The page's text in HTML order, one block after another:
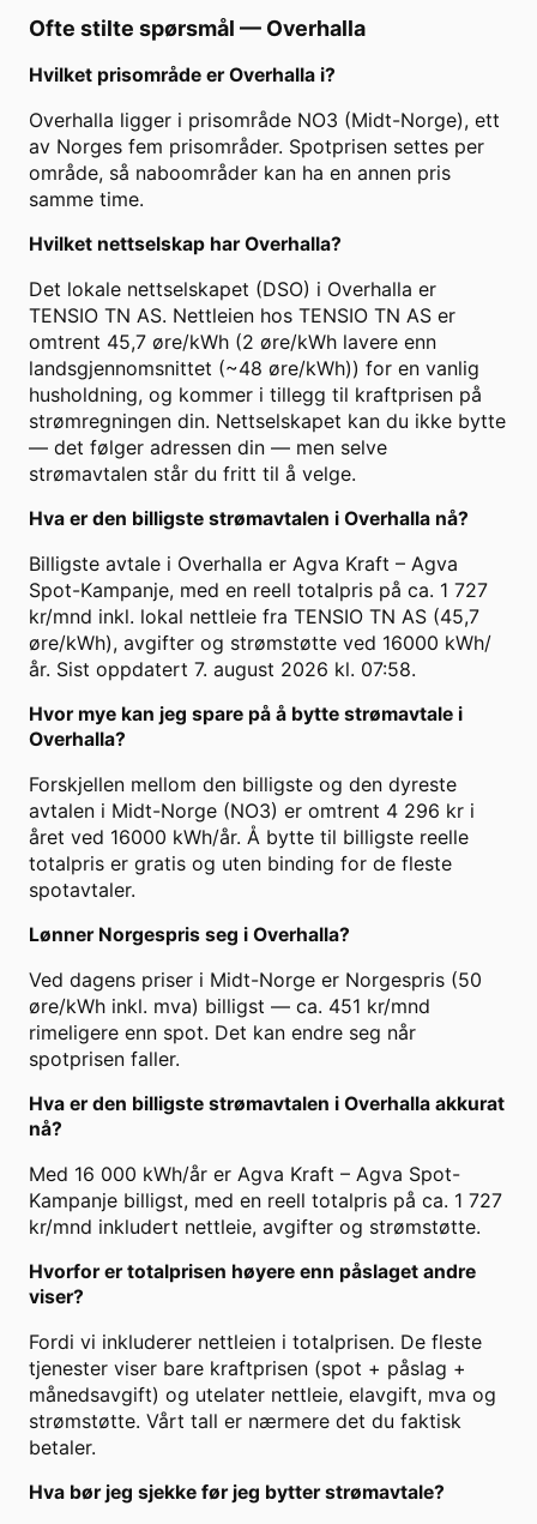
Ofte stilte spørsmål — Overhalla
Hvilket prisområde er Overhalla i?
Overhalla ligger i prisområde NO3 (Midt-Norge), ett
av Norges fem prisområder. Spotprisen settes per
område, så naboområder kan ha en annen pris
samme time.
Hvilket nettselskap har Overhalla?
Det lokale nettselskapet (DSO) i Overhalla er
TENSIO TN AS. Nettleien hos TENSIO TN AS er
omtrent 45,7 øre/kWh (2 øre/kWh lavere enn
landsgjennomsnittet (~48 øre/kWh)) for en vanlig
husholdning, og kommer i tillegg til kraftprisen på
strømregningen din. Nettselskapet kan du ikke bytte
— det følger adressen din — men selve
strømavtalen står du fritt til å velge.
Hva er den billigste strømavtalen i Overhalla nå?
Billigste avtale i Overhalla er Agva Kraft – Agva
Spot-Kampanje, med en reell totalpris på ca. 1 727
kr/mnd inkl. lokal nettleie fra TENSIO TN AS (45,7
øre/kWh), avgifter og strømstøtte ved 16000 kWh/
år. Sist oppdatert 7. august 2026 kl. 07:58.
Hvor mye kan jeg spare på å bytte strømavtale i
Overhalla?
Forskjellen mellom den billigste og den dyreste
avtalen i Midt-Norge (NO3) er omtrent 4 296 kr i
året ved 16000 kWh/år. Å bytte til billigste reelle
totalpris er gratis og uten binding for de fleste
spotavtaler.
Lønner Norgespris seg i Overhalla?
Ved dagens priser i Midt-Norge er Norgespris (50
øre/kWh inkl. mva) billigst — ca. 451 kr/mnd
rimeligere enn spot. Det kan endre seg når
spotprisen faller.
Hva er den billigste strømavtalen i Overhalla akkurat
nå?
Med 16 000 kWh/år er Agva Kraft – Agva Spot-
Kampanje billigst, med en reell totalpris på ca. 1 727
kr/mnd inkludert nettleie, avgifter og strømstøtte.
Hvorfor er totalprisen høyere enn påslaget andre
viser?
Fordi vi inkluderer nettleien i totalprisen. De fleste
tjenester viser bare kraftprisen (spot + påslag +
månedsavgift) og utelater nettleie, elavgift, mva og
strømstøtte. Vårt tall er nærmere det du faktisk
betaler.
Hva bør jeg sjekke før jeg bytter strømavtale?